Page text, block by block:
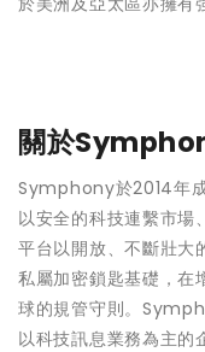
關於
Symphony於2014年
以安全的科技連繫市
平台以開放、不斷壯大
私屬加密鎖匙基礎，在
球的規管守則。
以科技訊息業務為主的